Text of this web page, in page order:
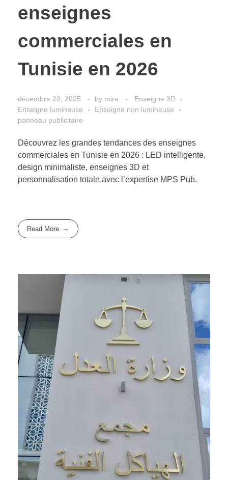
enseignes
commerciales en
Tunisie en 2026
décembre 22, 2025 by mira
Enseigne 3D
Enseigne lumineuse
Enseigne non lumineuse
panneau publicitaire
Découvrez les grandes tendances des enseignes
commerciales en Tunisie en 2026 : LED intelligente,
design minimaliste, enseignes 3D et
personnalisation totale avec l’expertise MPS Pub.
Read More